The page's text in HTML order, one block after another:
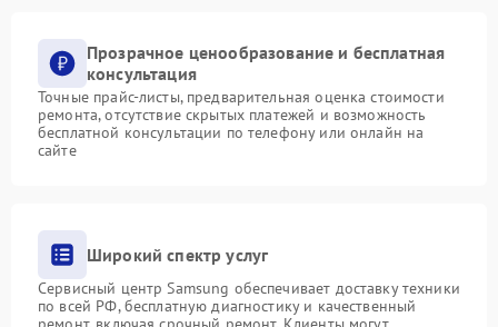
Прозрачное ценообразование и бесплатная
консультация
Точные прайс-листы, предварительная оценка стоимости
ремонта, отсутствие скрытых платежей и возможность
бесплатной консультации по телефону или онлайн на
сайте
Широкий спектр услуг
Сервисный центр Samsung обеспечивает доставку техники
по всей РФ, бесплатную диагностику и качественный